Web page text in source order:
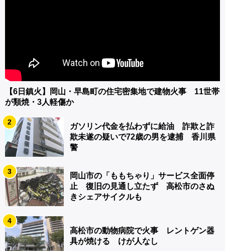
【6日鎮火】岡山・早島町の住宅密集地で建物火事 11世帯
が類焼・3人軽傷か
2
ガソリン代金を払わずに給油 詐欺と詐
欺未遂の疑いで72歳の男を逮捕 香川県
警
3
岡山市の「ももちゃり」サービス全面停
止 復旧の見通し立たず 高松市のさぬ
きシェアサイクルも
4
高松市の動物病院で火事 レントゲン器
具が焼ける けが人なし